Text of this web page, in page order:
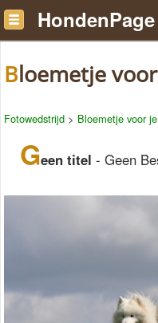
HondenPage
Bloemetje
Fotowedstrijd > Bloemetje voor
Geen titel - Geen